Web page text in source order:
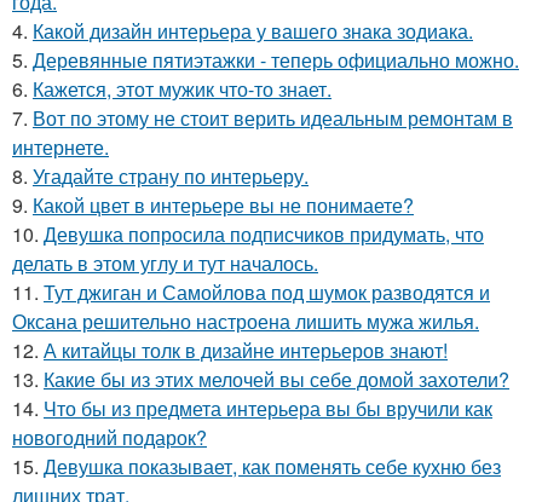
4. Какой дизайн интерьера у вашего знака зодиака.
5. Деревянные пятиэтажки - теперь официально можно.
6. Кажется, этот мужик что-то знает.
7. Вот по этому не стоит верить идеальным ремонтам в
интернете.
8. Угадайте страну по интерьеру.
9. Какой цвет в интерьере вы не понимаете?
10. Девушка попросила подписчиков придумать, что
делать в этом углу и тут началось.
11. Тут джиган и Самойлова под шумок разводятся и
Оксана решительно настроена лишить мужа жилья.
12. А китайцы толк в дизайне интерьеров знают!
13. Какие бы из этих мелочей вы себе домой захотели?
14. Что бы из предмета интерьера вы бы вручили как
новогодний подарок?
15. Девушка показывает, как поменять себе кухню без
лишних трат.